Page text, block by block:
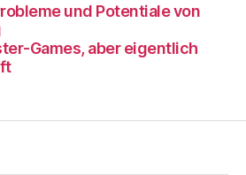
und Potentiale von
Games, aber eigentlich